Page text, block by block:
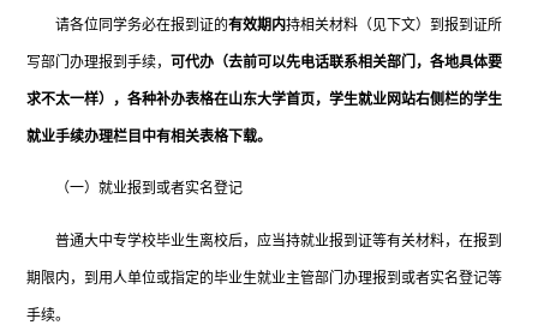
请各位同学务必在报到证的有效期内持相关材料（见下文）到报到证所
写部门办理报到手续， 可代办（去前可以先电话联系相关部门，各地具体要
求不太一样），各种补办表格在山东大学首页，学生就业网站右侧栏的学生
就业手续办理栏目中有相关表格下载。
（一）就业报到或者实名登记
普通大中专学校毕业生离校后，应当持就业报到证等有关材料，在报到
期限内，到用人单位或指定的毕业生就业主管部门办理报到或者实名登记等
手续。